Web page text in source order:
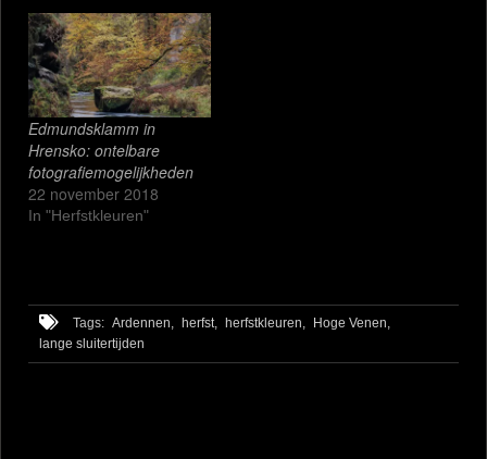
Edmundsklamm in
Hrensko: ontelbare
fotografiemogelijkheden
22 november 2018
In "Herfstkleuren"
Tags: Ardennen, herfst, herfstkleuren,
Hoge Venen,
lange sluitertijden